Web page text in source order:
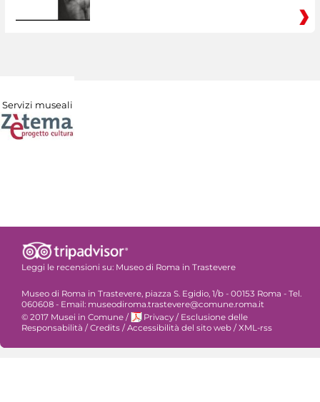
Servizi museali
Leggi le recensioni su: Museo di Roma in Trastevere
Museo di Roma in Trastevere, piazza S. Egidio, 1/b - 00153 Roma - Tel.
060608 - Email: museodiroma.trastevere@comune.roma.it
© 2017 Musei in Comune / Privacy / Esclusione delle
Responsabilità / Credits / Accessibilità del sito web / XML-rss